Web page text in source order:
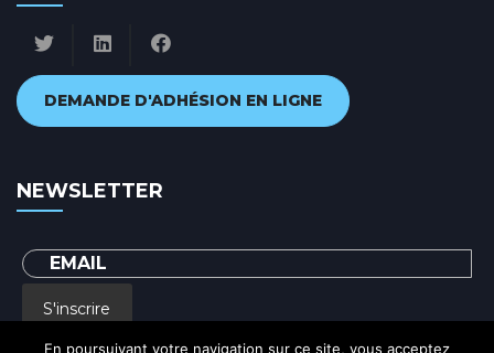
DEMANDE D'ADHÉSION EN LIGNE
NEWSLETTER
S'inscrire
En poursuivant votre navigation sur ce site, vous acceptez